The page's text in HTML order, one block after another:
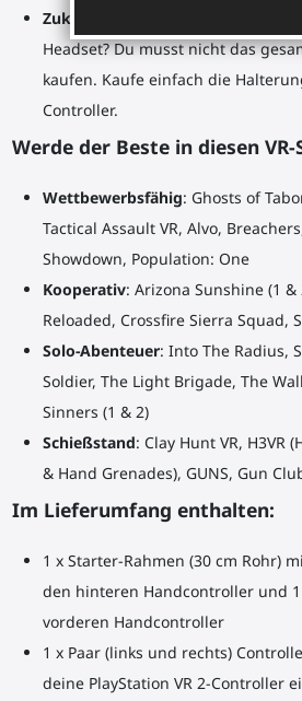
Zukunftssicher
: Holst du dir in
Headset? Du musst nicht das
kaufen. Kaufe einfach die
Controller.
Werde der Beste in diesen
Wettbewerbsfähig: Ghosts of
Tactical Assault VR, Alvo,
Showdown, Population: One
Kooperativ: Arizona Sunshine (1
Reloaded, Crossfire Sierra Squad,
Solo-Abenteuer: Into The Radius,
Soldier, The Light Brigade, The
Sinners (1 & 2)
Schießstand: Clay Hunt VR, H3VR
& Hand Grenades), GUNS, Gun
Im Lieferumfang enthalten:
1 x Starter-Rahmen (30 cm Rohr)
den hinteren Handcontroller und
vorderen Handcontroller
1 x Paar (links und rechts)
deine PlayStation VR 2-Controller